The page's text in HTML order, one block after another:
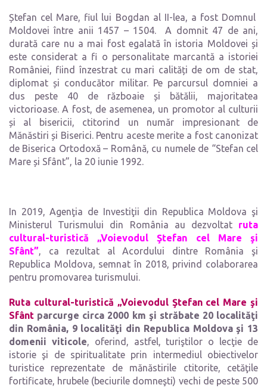
Ștefan cel Mare, fiul lui Bogdan al II-lea, a fost Domnul
Moldovei între anii 1457 – 1504. A domnit 47 de ani,
durată care nu a mai fost egalată în istoria Moldovei și
este considerat a fi o personalitate marcantă a istoriei
României, fiind înzestrat cu mari calități de om de stat,
diplomat și conducător militar. Pe parcursul domniei a
dus peste 40 de războaie și bătălii, majoritatea
victorioase. A fost, de asemenea, un promotor al culturii
și al bisericii, ctitorind un număr impresionant de
Mănăstiri și Biserici. Pentru aceste merite a fost canonizat
de Biserica Ortodoxă – Română, cu numele de “Stefan cel
Mare și Sfânt”, la 20 iunie 1992.
In 2019, Agenţia de Investiţii din Republica Moldova şi
Ministerul Turismului din România au dezvoltat ruta
cultural-turistică „Voievodul Ştefan cel Mare şi
Sfânt”, ca rezultat al Acordului dintre România şi
Republica Moldova, semnat în 2018, privind colaborarea
pentru promovarea turismului.
Ruta cultural-turistică „Voievodul Ştefan cel Mare şi
Sfânt parcurge circa 2000 km şi străbate 20 localităţi
din România, 9 localităţi din Republica Moldova şi 13
domenii viticole, oferind, astfel, turiştilor o lecţie de
istorie şi de spiritualitate prin intermediul obiectivelor
turistice reprezentate de mănăstirile ctitorite, cetăţile
fortificate, hrubele (beciurile domneşti) vechi de peste 500